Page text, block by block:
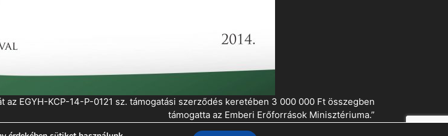
EGYH-KCP-14-P-0121 sz. támogatási szerződés keretében 3 000 000 Ft összegben
támogatta az Emberi Erőforrások Minisztériuma.”